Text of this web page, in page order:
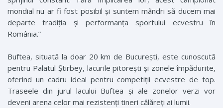
mondial nu ar fi fost posibil și suntem mândri să ducem mai
departe tradiția și performanța sportului ecvestru în
România.”
Buftea, situată la doar 20 km de București, este cunoscută
pentru Palatul Știrbey, lacurile pitorești și zonele împădurite,
oferind un cadru ideal pentru competiții ecvestre de top.
Traseele din jurul lacului Buftea și ale zonelor verzi vor
deveni arena celor mai rezistenți tineri călăreți ai lumii.